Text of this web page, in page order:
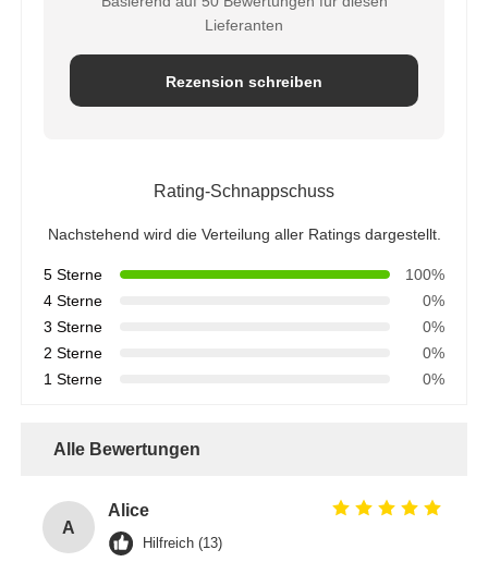
Lieferanten
Rezension schreiben
Rating-Schnappschuss
Nachstehend wird die Verteilung aller Ratings dargestellt.
5 Sterne
100%
4 Sterne
0%
3 Sterne
0%
2 Sterne
0%
1 Sterne
0%
Alle Bewertungen
A
Alice
Hilfreich (13)